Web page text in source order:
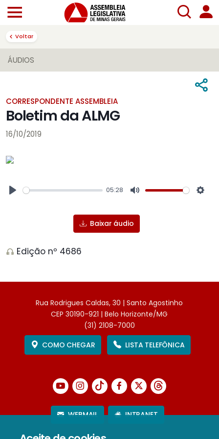
Voltar
ÁUDIOS
CORRESPONDENTE ASSEMBLEIA
Boletim da ALMG
16/10/2019
05:28
Baixar áudio
Edição nº 4686
Rua Rodrigues Caldas, 30 | Santo Agostinho
CEP 30190-921 | Belo Horizonte/MG
(31) 2108-7000
COMO CHEGAR
LISTA TELEFÔNICA
WEBMAIL INTRANET